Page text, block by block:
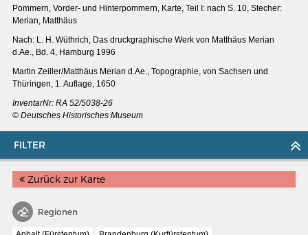
MERIANS DEUTSCHLAND 1642 - 1654
Interaktive Karte
Bildergalerie Topographia Germaniae
Impressum
FILTER
Zurück zur Karte
Regionen
Pommern, Vorder- und Hinterpommern, Karte, Teil I: nach S. 10, Stecher:
Merian, Matthäus
Nach: L. H. Wüthrich, Das druckgraphische Werk von Matthäus Merian
d.Ae., Bd. 4, Hamburg 1996
Martin Zeiller/Matthäus Merian d.Ae., Topographie, von Sachsen und
Thüringen, 1. Auflage, 1650
InventarNr: RA 52/5038-26
© Deutsches Historisches Museum